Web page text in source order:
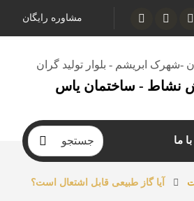
مشاوره رایگان
-شهرک ابریشم - بلوار تولید گران
نشاط - ساختمان یاس
ما
آیا گاز طبیعی قابل اشتعال است؟